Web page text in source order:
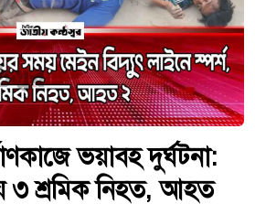
ভয়াবহ দুর্ঘটনা:
৩ শ্রমিক নিহত, আহত